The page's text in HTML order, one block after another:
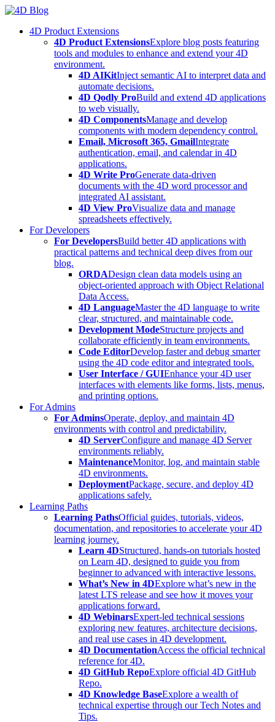
Skip
content4D Product Extensions
4D Product ExtensionsExplore blog posts featuring
tools and modules to enhance and extend your 4D
environment.
4D AIKitInject semantic AI to interpret data and
automate decisions.
4D Qodly ProBuild and extend 4D applications
to web visually.
4D ComponentsManage and develop
components with modern dependency control.
Email, Microsoft 365, GmailIntegrate
authentication, email, and calendar in 4D
applications.
4D Write ProGenerate data-driven
documents with the 4D word processor and
integrated AI assistant.
4D View ProVisualize data and manage
spreadsheets effectively.
For Developers
For DevelopersBuild better 4D applications with
practical patterns and technical deep dives from our
blog.
ORDADesign clean data models using an
object-oriented approach with Object Relational
Data Access.
4D LanguageMaster the 4D language to write
clear, structured, and maintainable code.
Development ModeStructure projects and
collaborate efficiently in team environments.
Code EditorDevelop faster and debug smarter
using the 4D code editor and integrated tools.
User Interface / GUIEnhance your 4D user
interfaces with elements like forms, lists, menus,
and printing options.
For Admins
For AdminsOperate, deploy, and maintain 4D
environments with control and predictability.
4D ServerConfigure and manage 4D Server
environments reliably.
MaintenanceMonitor, log, and maintain stable
4D environments.
DeploymentPackage, secure, and deploy 4D
applications safely.
Learning Paths
Learning PathsOfficial guides, tutorials, videos,
documentation, and repositories to accelerate your 4D
learning journey.
Learn 4DStructured, hands-on tutorials hosted
on Learn 4D, designed to guide you from
beginner to advanced with interactive lessons.
What’s New in 4DExplore what’s new in the
latest LTS release and see how it moves your
applications forward.
4D WebinarsExpert-led technical sessions
exploring new features, architecture decisions,
and real use cases in 4D development.
4D DocumentationAccess the official technical
reference for 4D.
4D GitHub RepoExplore official 4D GitHub
Repo.
4D Knowledge BaseExplore a wealth of
technical expertise through our Tech Notes and
Tips.